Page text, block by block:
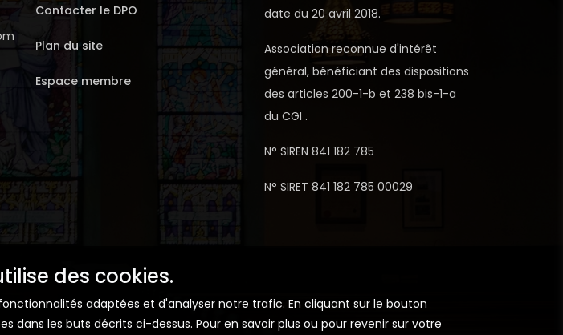
Contacter le DPO
Plan du site
Espace membre
date du 20 avril 2018.
Association reconnue d'intérêt
général, bénéficiant des dispositions
des articles 200-1-b et 238 bis-1-a
du CGI .
N° SIREN 841 182 785
N° SIRET 841 182 785 00029
des cookies.
adaptées et d'analyser notre trafic. En cliquant sur le bouton
dans les buts décrits ci-dessus. Pour en savoir plus ou pour revenir sur votre